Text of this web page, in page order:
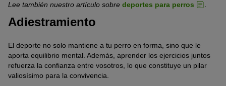
Lee también nuestro artículo sobre deportes para perros
Adiestramiento
El deporte no solo mantiene a tu perro en forma, sino que le
aporta equilibrio mental. Además, aprender los ejercicios juntos
refuerza la confianza entre vosotros, lo que constituye un pilar
valiosísimo para la convivencia.